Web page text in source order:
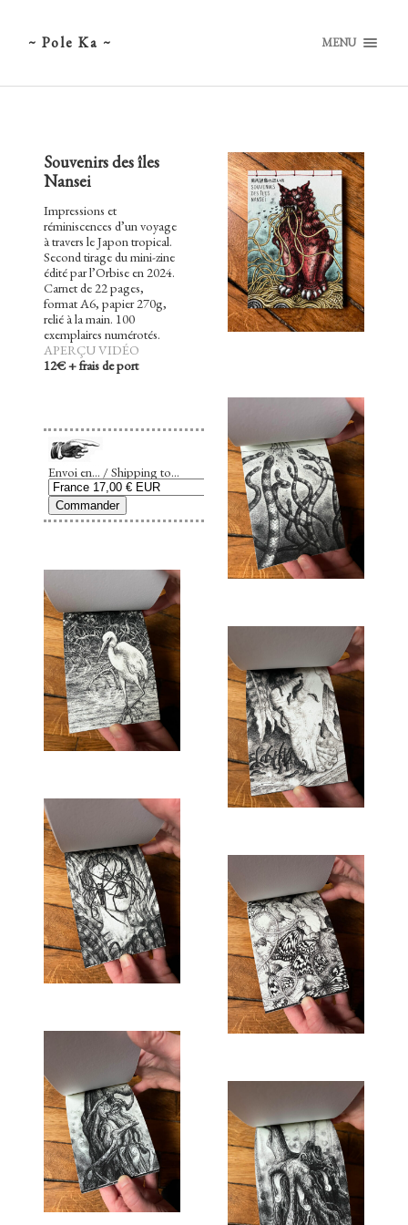
~ Pole Ka ~ MENU
Souvenirs des îles
Nansei
Impressions et
réminiscences d’un voyage
à travers le Japon tropical.
Second tirage du mini-zine
édité par l’Orbise en 2024.
Carnet de 22 pages,
format A6, papier 270g,
relié à la main. 100
exemplaires numérotés.
APERÇU VIDÉO
12€ + frais de port
Envoi en... / Shipping to...